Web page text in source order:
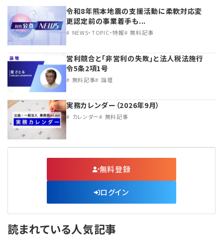
令和8年熊本地震の支援活動に柔軟対応変
更認定前の事業着手も...
NEWS・TOPIC・特報 無料記事
営利競合と｢非営利の失敗｣と法人税法施行
令5条2項1号
無料記事 論壇
実務カレンダー（2026年9月）
カレンダー 無料記事
無料登録
ログイン
読まれている人気記事